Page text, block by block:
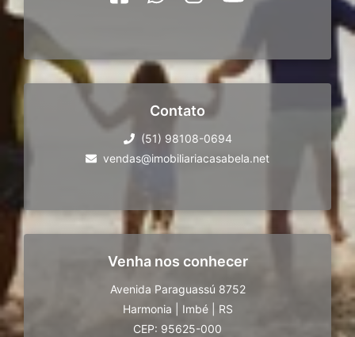
Contato
(51) 98108-0694
vendas@imobiliariacasabela.net
Venha nos conhecer
Avenida Paraguassú 8752
Harmonia
Imbé
RS
CEP: 95625-000